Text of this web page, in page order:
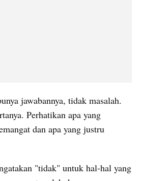
jawabannya, tidak masalah.
Perhatikan apa yang
dan apa yang justru
"tidak" untuk hal-hal yang